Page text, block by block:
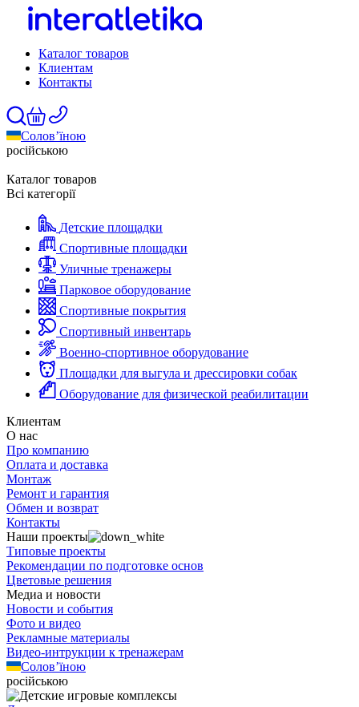
Каталог товаров
Клиентам
Контакты
Солов’їною
російською
Каталог товаров
Всі категорії
Детские площадки
Спортивные площадки
Уличные тренажеры
Парковое оборудование
Спортивные покрытия
Спортивный инвентарь
Военно-спортивное оборудование
Площадки для выгула и дрессировки собак
Оборудование для физической реабилитации
Клиентам
О нас
Про компанию
Оплата и доставка
Монтаж
Ремонт и гарантия
Обмен и возврат
Контакты
Наши проекты
Типовые проекты
Рекомендации по подготовке основ
Цветовые решения
Медиа и новости
Новости и события
Фото и видео
Рекламные материалы
Видео-интрукции к тренажерам
Солов’їною
російською